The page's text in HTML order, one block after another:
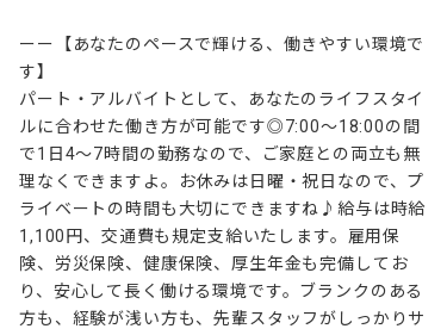
ーー【あなたのペースで輝ける、働きやすい環境で
す】
パート・アルバイトとして、あなたのライフスタイ
ルに合わせた働き方が可能です◎7:00～18:00の間
で1日4～7時間の勤務なので、ご家庭との両立も無
理なくできますよ。お休みは日曜・祝日なので、プ
ライベートの時間も大切にできますね♪給与は時給
1,100円、交通費も規定支給いたします。雇用保
険、労災保険、健康保険、厚生年金も完備してお
り、安心して長く働ける環境です。ブランクのある
方も、経験が浅い方も、先輩スタッフがしっかりサ